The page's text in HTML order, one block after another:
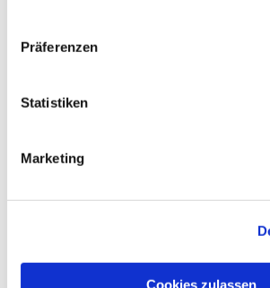
Präferenzen
Statistiken
Marketing
Cookies zulassen
Freitag, 21. Mai 2027,
EV.-LUTH.